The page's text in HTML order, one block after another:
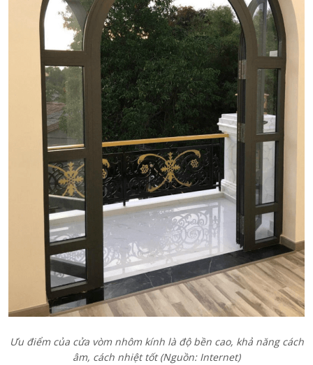
Ưu điểm của cửa vòm nhôm kính là độ bền cao, khả năng cách
âm, cách nhiệt tốt (Nguồn: Internet)